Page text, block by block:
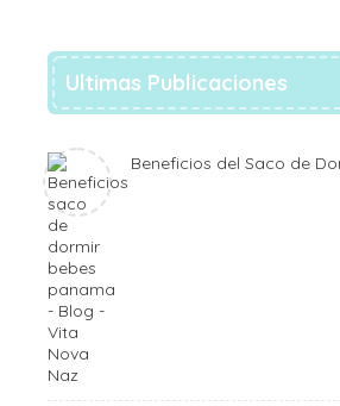
Ultimas Publicaciones
Beneficios del Saco de